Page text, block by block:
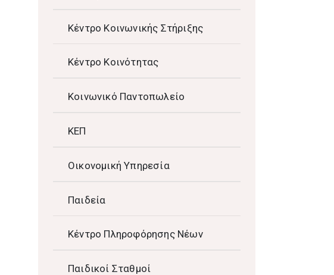
Κέντρο Κοινωνικής Στήριξης
Κέντρο Κοινότητας
Κοινωνικό Παντοπωλείο
ΚΕΠ
Οικονομική Υπηρεσία
Παιδεία
Κέντρο Πληροφόρησης Νέων
Παιδικοί Σταθμοί